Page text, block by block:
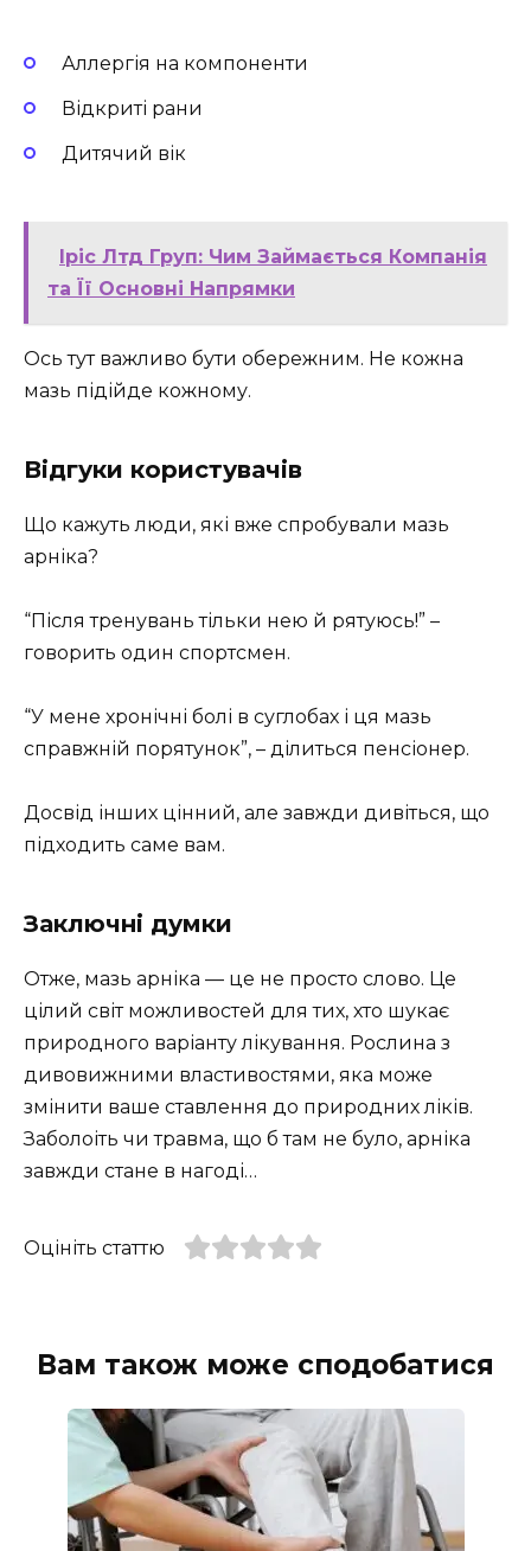
Аллергія на компоненти
Відкриті рани
Дитячий вік
Іріс Лтд Груп: Чим Займається Компанія
та Її Основні Напрямки
Ось тут важливо бути обережним. Не кожна
мазь підійде кожному.
Відгуки користувачів
Що кажуть люди, які вже спробували мазь
арніка?
“Після тренувань тільки нею й рятуюсь!” –
говорить один спортсмен.
“У мене хронічні болі в суглобах і ця мазь
справжній порятунок”, – ділиться пенсіонер.
Досвід інших цінний, але завжди дивіться, що
підходить саме вам.
Заключні думки
Отже, мазь арніка — це не просто слово. Це
цілий світ можливостей для тих, хто шукає
природного варіанту лікування. Рослина з
дивовижними властивостями, яка може
змінити ваше ставлення до природних ліків.
Заболоіть чи травма, що б там не було, арніка
завжди стане в нагоді…
Оцініть статтю
Вам також може сподобатися